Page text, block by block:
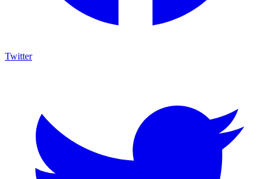
Twitter